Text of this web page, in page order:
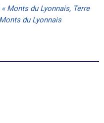
Monts du Lyonnais, Terre
du Lyonnais